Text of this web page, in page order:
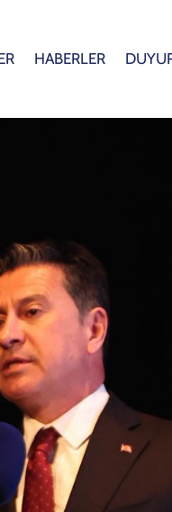
HABERLER